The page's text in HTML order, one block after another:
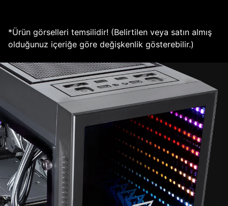
*Ürün görselleri temsilidir! (Belirtilen veya satın almış
olduğunuz içeriğe göre değişkenlik gösterebilir.)